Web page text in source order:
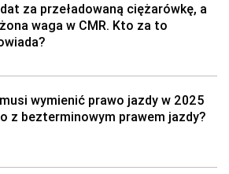
za przeładowaną ciężarówkę, a
waga w CMR. Kto za to
wymienić prawo jazdy w 2025
z bezterminowym prawem jazdy?